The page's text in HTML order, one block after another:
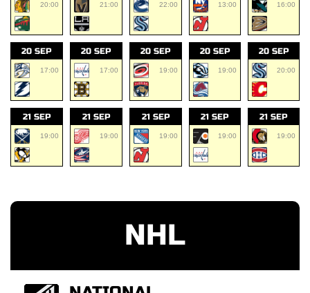
20:00 21:00 22:00 13:00 16:00
20 SEP
17:00
20 SEP
17:00
20 SEP
19:00
20 SEP
19:00
20 SEP
20:00
21 SEP
19:00
21 SEP
19:00
21 SEP
19:00
21 SEP
19:00
21 SEP
19:00
NHL